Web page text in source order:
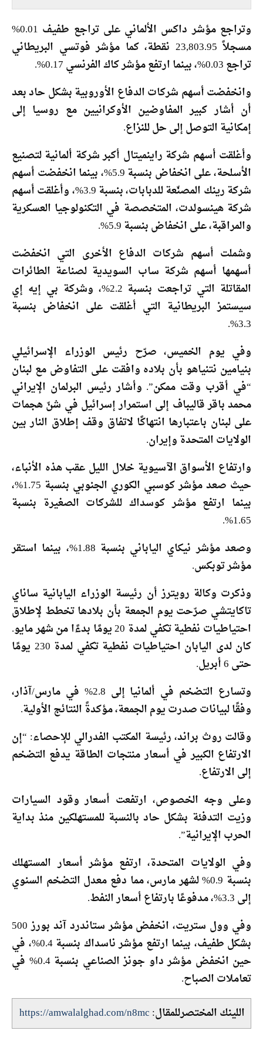
وتراجع مؤشر داكس الألماني على تراجع طفيف 0.01%
مسجلاً 23,803.95 نقطة، كما مؤشر فوتسي البريطاني
تراجع 0.03%، بينما ارتفع مؤشر كاك الفرنسي 0.17%.
وانخفضت أسهم شركات الدفاع الأوروبية بشكل حاد بعد
أن أشار كبير المفاوضين الأوكرانيين مع روسيا إلى
إمكانية التوصل إلى حل للنزاع.
وأغلقت أسهم شركة راينميتال أكبر شركة ألمانية لتصنيع
الأسلحة، على انخفاض بنسبة 5.9%، بينما انخفضت أسهم
شركة رينك المصنّعة للدبابات، بنسبة 3.9%، وأغلقت أسهم
شركة هينسولدت، المتخصصة في التكنولوجيا العسكرية
والمراقبة، على انخفاض بنسبة 5.9%.
وشملت أسهم شركات الدفاع الأخرى التي انخفضت
أسهمها أسهم شركة ساب السويدية لصناعة الطائرات
المقاتلة التي تراجعت بنسبة 2.2%، وشركة بي إيه إي
سيستمز البريطانية التي أغلقت على انخفاض بنسبة
3.3%.
وفي يوم الخميس، صرّح رئيس الوزراء الإسرائيلي
بنيامين نتنياهو بأن بلاده وافقت على التفاوض مع لبنان
“في أقرب وقت ممكن”. وأشار رئيس البرلمان الإيراني
محمد باقر قاليباف إلى استمرار إسرائيل في شنّ هجمات
على لبنان باعتبارها انتهاكًا لاتفاق وقف إطلاق النار بين
الولايات المتحدة وإيران.
وارتفاع الأسواق الآسيوية خلال الليل عقب هذه الأنباء،
حيث صعد مؤشر كوسبي الكوري الجنوبي بنسبة 1.75%،
بينما ارتفع مؤشر كوسداك للشركات الصغيرة بنسبة
1.65%.
وصعد مؤشر نيكاي الياباني بنسبة 1.88%، بينما استقر
مؤشر توبكس.
وذكرت وكالة رويترز أن رئيسة الوزراء اليابانية ساناي
تاكايتشي صرّحت يوم الجمعة بأن بلادها تخطط لإطلاق
احتياطيات نفطية تكفي لمدة 20 يومًا بدءًا من شهر مايو.
كان لدى اليابان احتياطيات نفطية تكفي لمدة 230 يومًا
حتى 6 أبريل.
وتسارع التضخم في ألمانيا إلى 2.8% في مارس/آذار،
وفقًا لبيانات صدرت يوم الجمعة، مؤكدةً النتائج الأولية.
وقالت روث براند، رئيسة المكتب الفدرالي للإحصاء: “إن
الارتفاع الكبير في أسعار منتجات الطاقة يدفع التضخم
إلى الارتفاع.
وعلى وجه الخصوص، ارتفعت أسعار وقود السيارات
وزيت التدفئة بشكل حاد بالنسبة للمستهلكين منذ بداية
الحرب الإيرانية”.
وفي الولايات المتحدة، ارتفع مؤشر أسعار المستهلك
بنسبة 0.9% لشهر مارس، مما دفع معدل التضخم السنوي
إلى 3.3%، مدفوعًا بارتفاع أسعار النفط.
وفي وول ستريت، انخفض مؤشر ستاندرد آند بورز 500
بشكل طفيف، بينما ارتفع مؤشر ناسداك بنسبة 0.4%، في
حين انخفض مؤشر داو جونز الصناعي بنسبة 0.4% في
تعاملات الصباح.
اللينك المختصرللمقال:https://amwalalghad.com/n8mc